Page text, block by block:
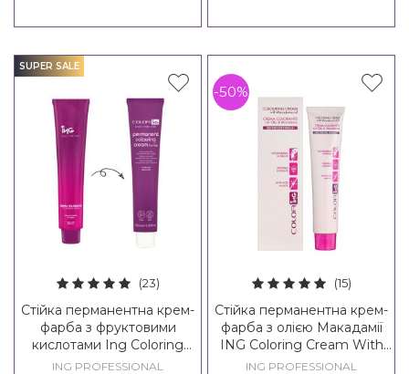
SUPER SALE
(23)
Стійка перманентна крем-
фарба з фруктовими
кислотами Ing Coloring
Cream With Fruit Acids
ING PROFESSIONAL
-50%
(15)
Стійка перманентна крем-
фарба з олією Макадамії
ING Coloring Cream With
Macadamia Oil
ING PROFESSIONAL